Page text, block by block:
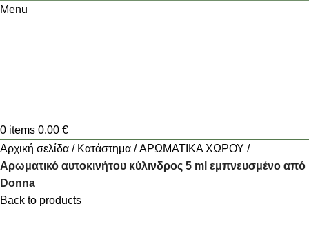
Menu
0 items 0.00 €
Αρχική σελίδα
Κατάστημα
ΑΡΩΜΑΤΙΚΑ ΧΩΡΟΥ
Αρωματικό αυτοκινήτου κύλινδρος 5 ml εμπνευσμένο από
Donna
Back to products